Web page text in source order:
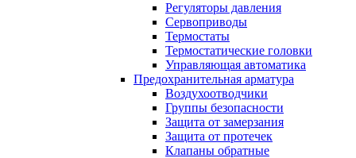
Регуляторы давления
Сервоприводы
Термостаты
Термостатические головки
Управляющая автоматика
Предохранительная арматура
Воздухоотводчики
Группы безопасности
Защита от замерзания
Защита от протечек
Клапаны обратные